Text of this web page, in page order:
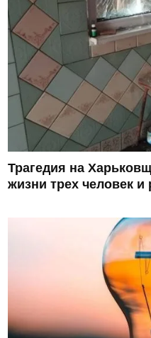
Трагедия на
жизни трех человек и